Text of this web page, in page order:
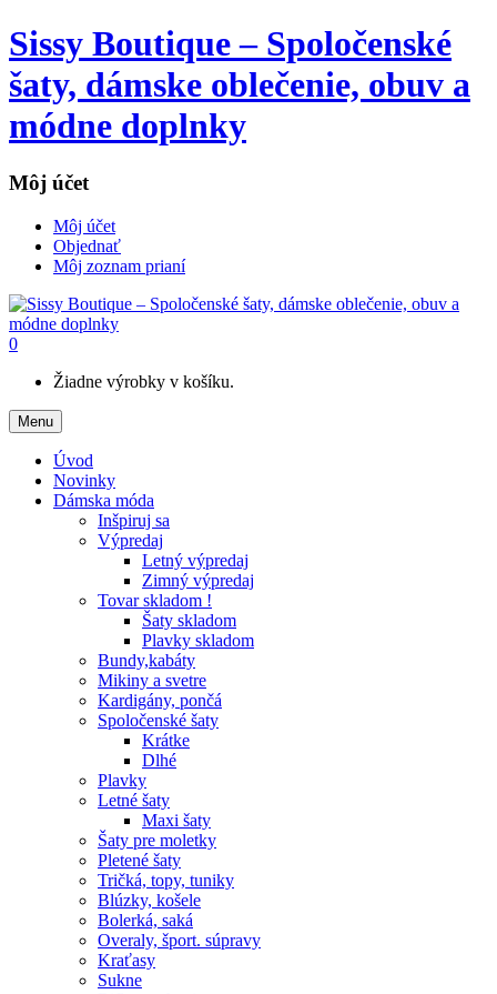
Sissy Boutique – Spoločenské
šaty, dámske oblečenie, obuv a
módne doplnky
Môj účet
Môj účet
Objednať
Môj zoznam prianí
0
Žiadne výrobky v košíku.
Menu
Úvod
Novinky
Dámska móda
Inšpiruj sa
Výpredaj
Letný výpredaj
Zimný výpredaj
Tovar skladom !
Šaty skladom
Plavky skladom
Bundy,kabáty
Mikiny a svetre
Kardigány, pončá
Spoločenské šaty
Krátke
Dlhé
Plavky
Letné šaty
Maxi šaty
Šaty pre moletky
Pletené šaty
Tričká, topy, tuniky
Blúzky, košele
Bolerká, saká
Overaly, šport. súpravy
Kraťasy
Sukne